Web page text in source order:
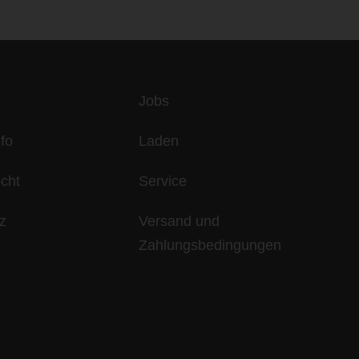
Jobs
Laden
Service
Versand und
Zahlungsbedingungen